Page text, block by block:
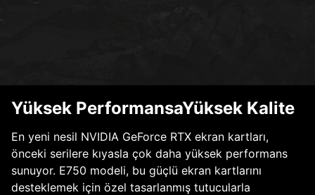
Yüksek PerformansaYüksek Kalite
En yeni nesil NVIDIA GeForce RTX ekran kartları,
önceki serilere kıyasla çok daha yüksek performans
sunuyor. E750 modeli, bu güçlü ekran kartlarını
desteklemek için özel tasarlanmış tutucularla